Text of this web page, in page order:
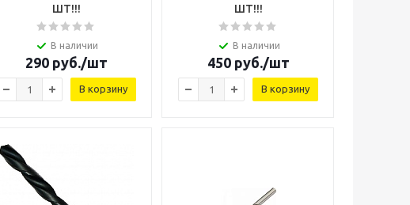
ШТ!!!
В наличии
290руб./шт
В корзину
ШТ!!!
В наличии
450руб./шт
В корзину